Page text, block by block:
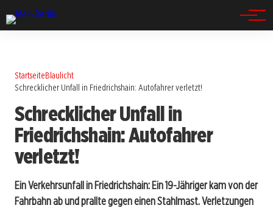
StartseiteBlaulicht
Schrecklicher Unfall in Friedrichshain: Autofahrer verletzt!
Schrecklicher Unfall in
Friedrichshain: Autofahrer
verletzt!
Ein Verkehrsunfall in Friedrichshain: Ein 19-Jähriger kam von der
Fahrbahn ab und prallte gegen einen Stahlmast. Verletzungen